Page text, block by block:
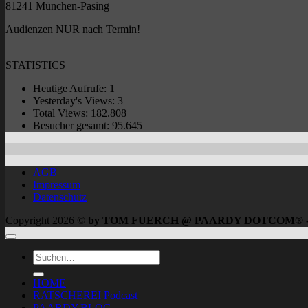
81241 München-Pasing
Audienzen NUR nach Termin!
STATISTICS
Heutige Aufrufe: 1
Yesterday's Views: 3
Total Views: 182.808
Besucher gesamt: 95.645
AGB
Impressum
Datenschutz
Copyright 2026 © by TOM FUERCH @ PAARDY
HOME
RATSCHEREI Podcast